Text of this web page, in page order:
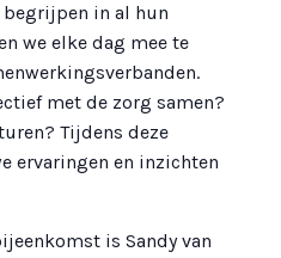
in al hun
we elke dag mee te
met de zorg samen?
Tijdens deze
ervaringen en inzichten
is Sandy van